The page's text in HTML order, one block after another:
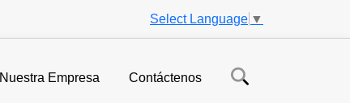
Select Language ▼
Nuestra Empresa Contáctenos